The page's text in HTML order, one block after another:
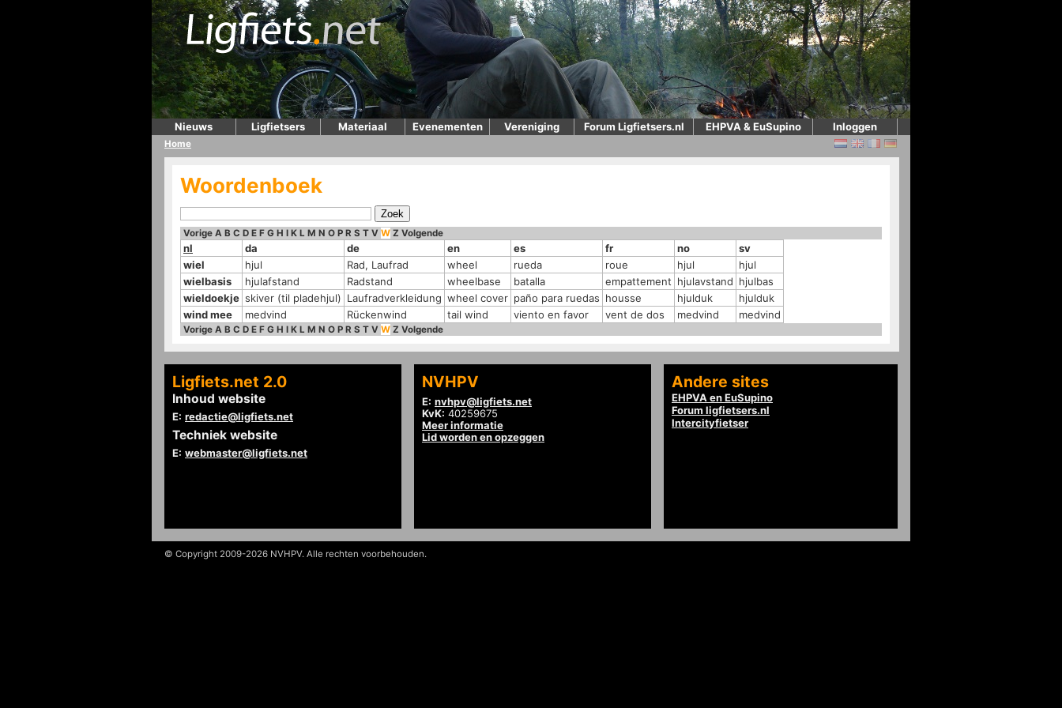
Nieuws Ligfietsers Materiaal Evenementen Vereniging Forum Ligfietsers.nl EHPVA & EuSupino Inloggen
Home
Woordenboek
Vorige A B C D E F G H I K L M N O P R S T V W Z Volgende
nl da de en es fr no
sv
wiel
hjul Rad, Laufrad wheel rueda roue hjul
hjul
wielbasis
hjulafstand Radstand wheelbase batalla empattement hjulavstand hjulbas
wieldoekje skiver (til pladehjul) Laufradverkleidung wheel cover paño para ruedas housse hjulduk
hjulduk
wind mee
medvind Rückenwind tail wind viento en favor vent de dos medvind medvind
Vorige A B C D E F G H I K L M N O P R S T V W Z Volgende
Ligfiets.net 2.0
Inhoud website
E: redactie@ligfiets.net
Techniek website
E: webmaster@ligfiets.net
NVHPV
E: nvhpv@ligfiets.net
KvK: 40259675
Meer informatie
Lid worden en opzeggen
Andere sites
EHPVA en EuSupino
Forum ligfietsers.nl
Intercityfietser
© Copyright 2009-2026 NVHPV. Alle rechten voorbehouden.